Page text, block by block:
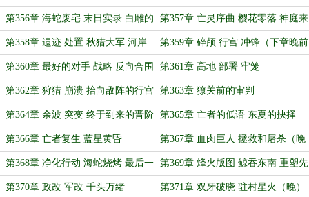
局
第356章 海蛇废宅 末日实录 白雕的
礼物
第357章 亡灵序曲 樱花零落 神庭来
客（下章预计四点）
第358章 遗迹 处置 秋猎大军 河岸
戏台
第359章 碎颅 行宫 冲锋（下章晚前
+1）
第360章 最好的对手 战略 反向合围 第361章 高地 部署 牢笼
第362章 狩猎 崩溃 抬向敌阵的行宫 第363章 獠关前的审判
第364章 余波 突变 终于到来的晋阶 第365章 亡者的低语 东夏的抉择
第366章 亡者复生 蓝星黄昏 第367章 血肉巨人 拯救和屠杀（晚
+1）
第368章 净化行动 海蛇烧烤 最后一
搏
第369章 烽火版图 鲸吞东南 重塑先
锋（晚）
第370章 政改 军改 千头万绪 第371章 双牙破晓 驻村星火（晚）